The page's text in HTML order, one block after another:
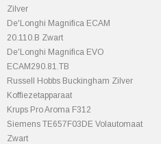
Zilver
De'Longhi Magnifica ECAM
20.110.B Zwart
De'Longhi Magnifica EVO
ECAM290.81.TB
Russell Hobbs Buckingham Zilver
Koffiezetapparaat
Krups Pro Aroma F312
Siemens TE657F03DE Volautomaat
Zwart